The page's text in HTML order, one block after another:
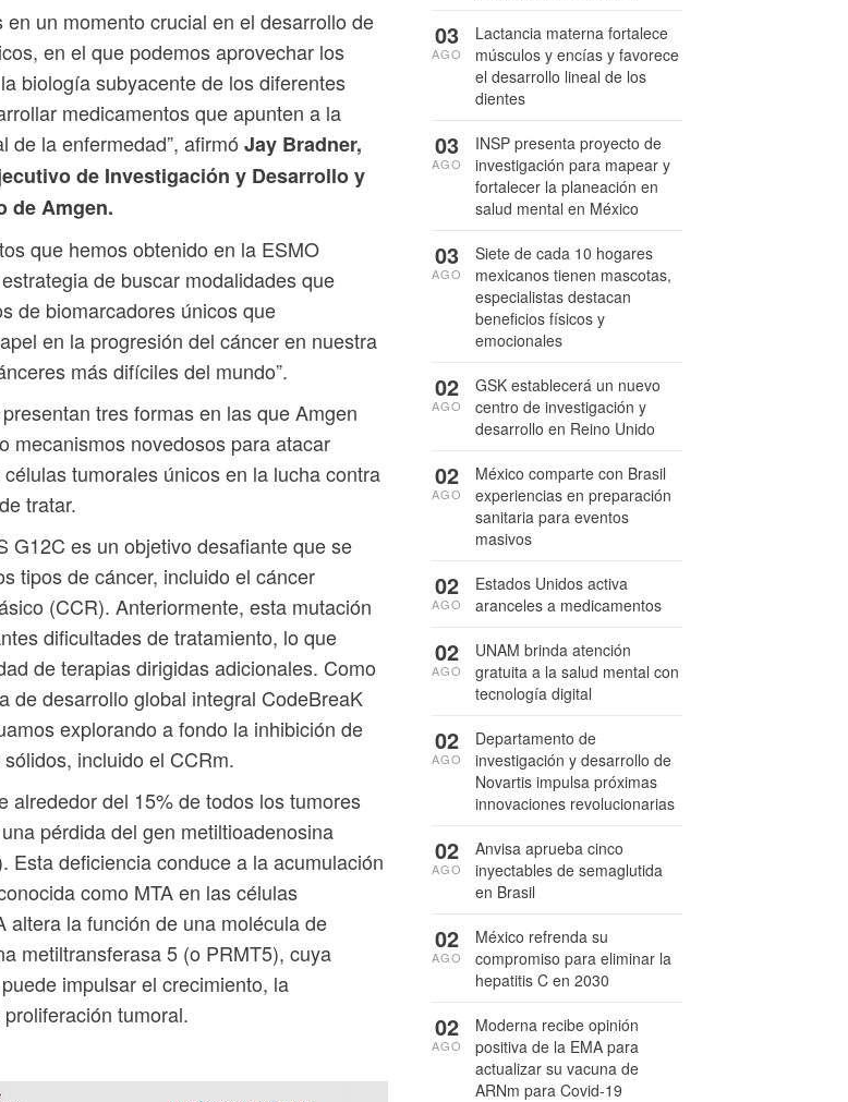
en un momento crucial en el desarrollo de
en el que podemos aprovechar los
biología subyacente de los diferentes
medicamentos que apunten a la
de la enfermedad”, afirmó Jay Bradner,
de Investigación y Desarrollo y
de Amgen.
que hemos obtenido en la ESMO
de buscar modalidades que
de biomarcadores únicos que
en la progresión del cáncer en nuestra
más difíciles del mundo”.
tres formas en las que Amgen
mecanismos novedosos para atacar
tumorales únicos en la lucha contra
tratar.
G12C es un objetivo desafiante que se
tipos de cáncer, incluido el cáncer
(CCR). Anteriormente, esta mutación
dificultades de tratamiento, lo que
de terapias dirigidas adicionales. Como
de desarrollo global integral CodeBreaK
explorando a fondo la inhibición de
incluido el CCRm.
alrededor del 15% de todos los tumores
pérdida del gen metiltioadenosina
Esta deficiencia conduce a la acumulación
como MTA en las células
altera la función de una molécula de
metiltransferasa 5 (o PRMT5), cuya
impulsar el crecimiento, la
tumoral.
Lactancia materna fortalece
músculos y encías y favorece
el desarrollo lineal de los
dientes
03
AGO
INSP presenta proyecto de
investigación para mapear y
fortalecer la planeación en
salud mental en México
03
AGO
Siete de cada 10 hogares
mexicanos tienen mascotas,
especialistas destacan
beneficios físicos y
emocionales
03
AGO
GSK establecerá un nuevo
centro de investigación y
desarrollo en Reino Unido
02
AGO
México comparte con Brasil
experiencias en preparación
sanitaria para eventos
masivos
02
AGO
Estados Unidos activa
aranceles a medicamentos
02
AGO
UNAM brinda atención
gratuita a la salud mental con
tecnología digital
02
AGO
Departamento de
investigación y desarrollo de
Novartis impulsa próximas
innovaciones revolucionarias
02
AGO
Anvisa aprueba cinco
inyectables de semaglutida
en Brasil
02
AGO
México refrenda su
compromiso para eliminar la
hepatitis C en 2030
02
AGO
Moderna recibe opinión
positiva de la EMA para
actualizar su vacuna de
ARNm para Covid-19
02
AGO